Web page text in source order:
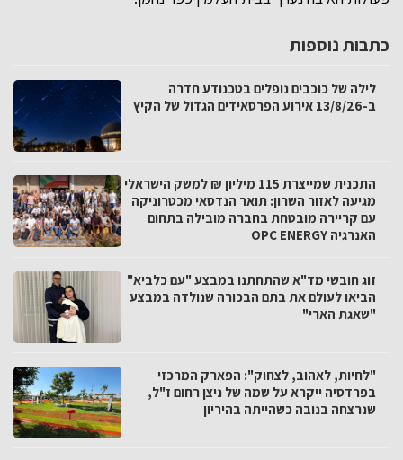
כתבות נוספות
לילה של כוכבים נופלים בטכנודע חדרה
ב-13/8/26 אירוע הפרסאידים הגדול של הקיץ
התכנית שמייצרת 115 מיליון ₪ למשק הישראלי
מגיעה לאזור השרון: תואר הנדסאי מכטרוניקה
עם קריירה מובטחת בחברה מובילה בתחום
האנרגיה OPC ENERGY
זוג חובשי מד"א שהתחתנו במבצע "עם כלביא"
הביאו לעולם את בתם הבכורה שנולדה במבצע
"שאגת הארי"
"לחיות, לאהוב, לצחוק": הפארק המרכזי
בפרדסיה ייקרא על שמה של ניצן רחום ז"ל,
שנרצחה בנובה כשהייתה בהיריון